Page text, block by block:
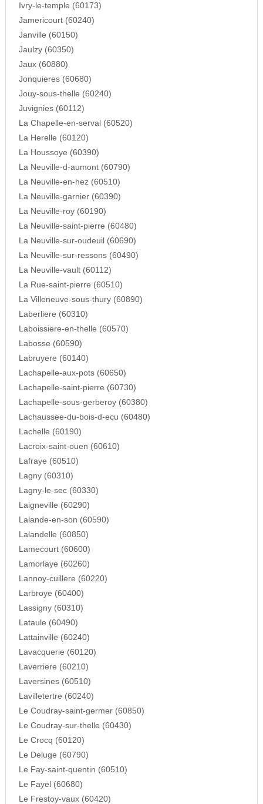
Ivry-le-temple (60173)
Jamericourt (60240)
Janville (60150)
Jaulzy (60350)
Jaux (60880)
Jonquieres (60680)
Jouy-sous-thelle (60240)
Juvignies (60112)
La Chapelle-en-serval (60520)
La Herelle (60120)
La Houssoye (60390)
La Neuville-d-aumont (60790)
La Neuville-en-hez (60510)
La Neuville-garnier (60390)
La Neuville-roy (60190)
La Neuville-saint-pierre (60480)
La Neuville-sur-oudeuil (60690)
La Neuville-sur-ressons (60490)
La Neuville-vault (60112)
La Rue-saint-pierre (60510)
La Villeneuve-sous-thury (60890)
Laberliere (60310)
Laboissiere-en-thelle (60570)
Labosse (60590)
Labruyere (60140)
Lachapelle-aux-pots (60650)
Lachapelle-saint-pierre (60730)
Lachapelle-sous-gerberoy (60380)
Lachaussee-du-bois-d-ecu (60480)
Lachelle (60190)
Lacroix-saint-ouen (60610)
Lafraye (60510)
Lagny (60310)
Lagny-le-sec (60330)
Laigneville (60290)
Lalande-en-son (60590)
Lalandelle (60850)
Lamecourt (60600)
Lamorlaye (60260)
Lannoy-cuillere (60220)
Larbroye (60400)
Lassigny (60310)
Lataule (60490)
Lattainville (60240)
Lavacquerie (60120)
Laverriere (60210)
Laversines (60510)
Lavilletertre (60240)
Le Coudray-saint-germer (60850)
Le Coudray-sur-thelle (60430)
Le Crocq (60120)
Le Deluge (60790)
Le Fay-saint-quentin (60510)
Le Fayel (60680)
Le Frestoy-vaux (60420)